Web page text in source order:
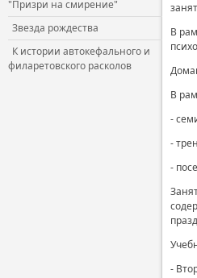
"Призри на смирение"
Звезда рождества
К истории автокефального и
филаретовского расколов
В
В
-
-
-
-